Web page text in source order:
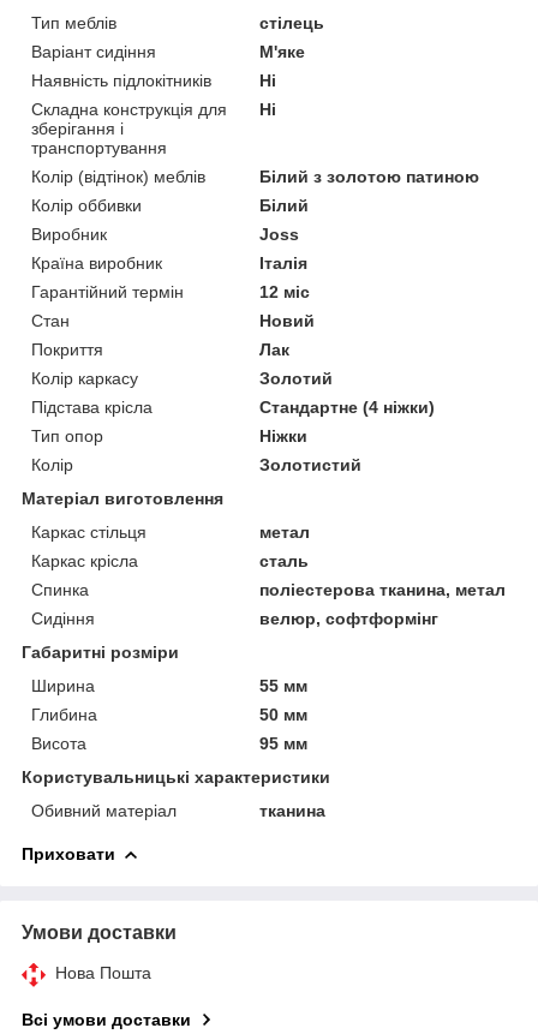
Тип меблів
стілець
Варіант сидіння
М'яке
Наявність підлокітників
Ні
Складна конструкція для
зберігання і
транспортування
Ні
Колір (відтінок) меблів
Білий з золотою патиною
Колір оббивки
Білий
Виробник
Joss
Країна виробник
Італія
Гарантійний термін
12 міс
Стан
Новий
Покриття
Лак
Колір каркасу
Золотий
Підстава крісла
Стандартне (4 ніжки)
Тип опор
Ніжки
Колір
Золотистий
Матеріал виготовлення
Каркас стільця
метал
Каркас крісла
сталь
Спинка
поліестерова тканина, метал
Сидіння
велюр, софтформінг
Габаритні розміри
Ширина
55 мм
Глибина
50 мм
Висота
95 мм
Користувальницькі характеристики
Обивний матеріал
тканина
Приховати
Умови доставки
Нова Пошта
Всі умови доставки